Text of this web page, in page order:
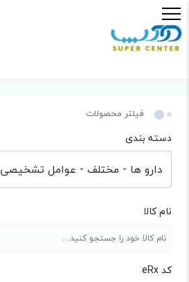
فیلتر محصولات
دسته بندی
دارو ها - مختلف - عوامل تشخیصی
نام کالا
کد eRx